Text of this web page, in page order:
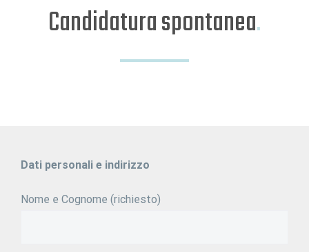
Candidatura spontanea.
Dati personali e indirizzo
Nome e Cognome (richiesto)